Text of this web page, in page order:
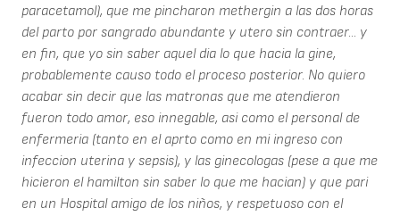
paracetamol), que me pincharon methergin a las dos horas
del parto por sangrado abundante y utero sin contraer... y
en fin, que yo sin saber aquel dia lo que hacia la gine,
probablemente causo todo el proceso posterior. No quiero
acabar sin decir que las matronas que me atendieron
fueron todo amor, eso innegable, asi como el personal de
enfermeria (tanto en el aprto como en mi ingreso con
infeccion uterina y sepsis), y las ginecologas (pese a que me
hicieron el hamilton sin saber lo que me hacian) y que pari
en un Hospital amigo de los niños, y respetuoso con el